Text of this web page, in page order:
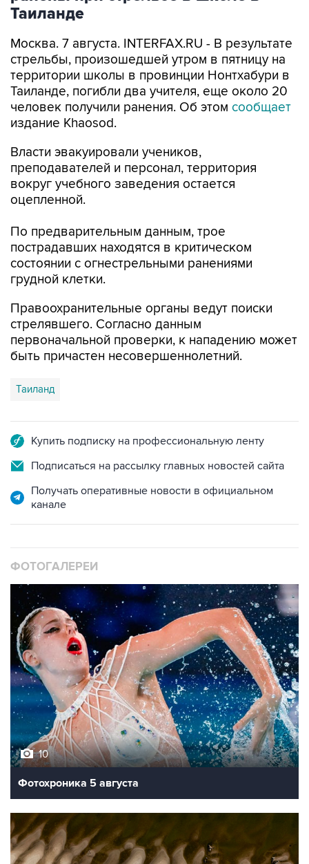
Таиланде
Москва. 7 августа. INTERFAX.RU - В результате
стрельбы, произошедшей утром в пятницу на
территории школы в провинции Нонтхабури в
Таиланде, погибли два учителя, еще около 20
человек получили ранения. Об этом сообщает
издание Khaosod.
Власти эвакуировали учеников,
преподавателей и персонал, территория
вокруг учебного заведения остается
оцепленной.
По предварительным данным, трое
пострадавших находятся в критическом
состоянии с огнестрельными ранениями
грудной клетки.
Правоохранительные органы ведут поиски
стрелявшего. Согласно данным
первоначальной проверки, к нападению может
быть причастен несовершеннолетний.
Таиланд
Купить подписку на профессиональную ленту
Подписаться на рассылку главных новостей сайта
Получать оперативные новости в официальном
канале
ФОТОГАЛЕРЕИ
10
Фотохроника 5 августа